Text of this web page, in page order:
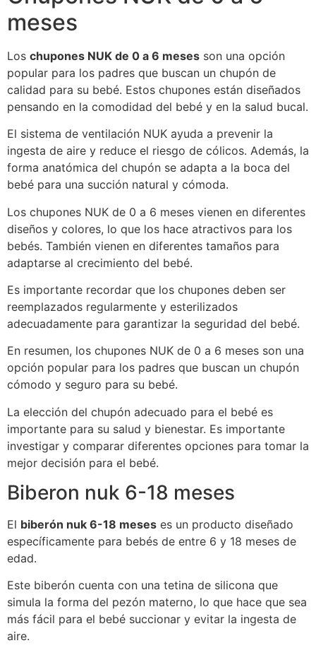
meses
Los chupones NUK de 0 a 6 meses son una opción
popular para los padres que buscan un chupón de
calidad para su bebé. Estos chupones están diseñados
pensando en la comodidad del bebé y en la salud bucal.
El sistema de ventilación NUK ayuda a prevenir la
ingesta de aire y reduce el riesgo de cólicos. Además, la
forma anatómica del chupón se adapta a la boca del
bebé para una succión natural y cómoda.
Los chupones NUK de 0 a 6 meses vienen en diferentes
diseños y colores, lo que los hace atractivos para los
bebés. También vienen en diferentes tamaños para
adaptarse al crecimiento del bebé.
Es importante recordar que los chupones deben ser
reemplazados regularmente y esterilizados
adecuadamente para garantizar la seguridad del bebé.
En resumen, los chupones NUK de 0 a 6 meses son una
opción popular para los padres que buscan un chupón
cómodo y seguro para su bebé.
La elección del chupón adecuado para el bebé es
importante para su salud y bienestar. Es importante
investigar y comparar diferentes opciones para tomar la
mejor decisión para el bebé.
Biberon nuk 6-18 meses
El biberón nuk 6-18 meses es un producto diseñado
específicamente para bebés de entre 6 y 18 meses de
edad.
Este biberón cuenta con una tetina de silicona que
simula la forma del pezón materno, lo que hace que sea
más fácil para el bebé succionar y evitar la ingesta de
aire.